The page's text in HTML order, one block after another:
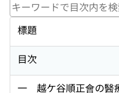
標題
目次
一 越ケ谷順正會の醫